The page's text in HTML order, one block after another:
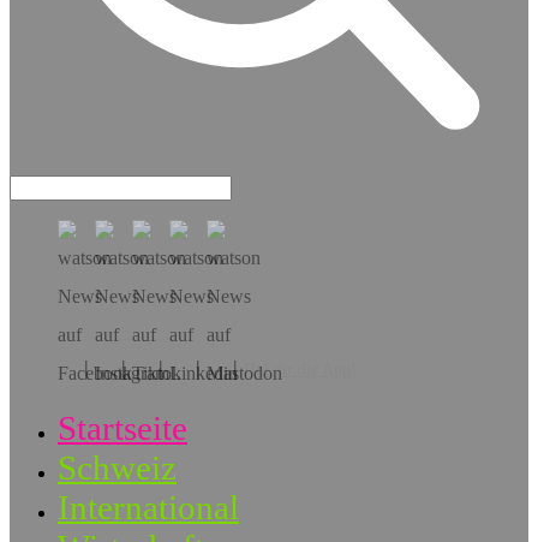
Hol dir die App!
Startseite
Schweiz
International